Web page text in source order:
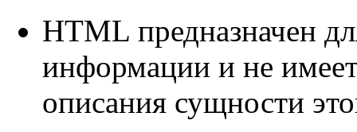
HTML предназначен
информации и не
описания сущности